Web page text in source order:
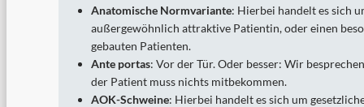
Anatomische Normvariante: Hierbei handelt es sich
außergewöhnlich attraktive Patientin, oder einen
gebauten Patienten.
Ante portas: Vor der Tür. Oder besser: Wir
der Patient muss nichts mitbekommen.
AOK-Schweine: Hierbei handelt es sich um